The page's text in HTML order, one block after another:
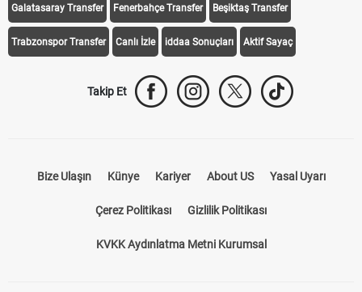
Galatasaray Transfer Fenerbahçe Transfer Beşiktaş Transfer
Trabzonspor Transfer Canlı İzle iddaa Sonuçları Aktif Sayaç
Takip Et
Bize Ulaşın Künye Kariyer About US Yasal Uyarı
Çerez Politikası Gizlilik Politikası
KVKK Aydınlatma Metni Kurumsal